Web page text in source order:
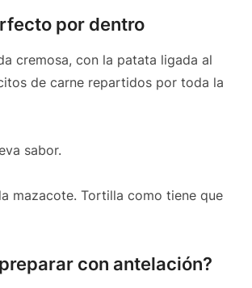
por dentro
cremosa, con la patata ligada al
de carne repartidos por toda la
sabor.
mazacote. Tortilla como tiene que
con antelación?